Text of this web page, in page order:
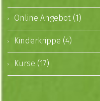
Online Angebot (1)
Kinderkrippe (4)
Kurse (17)